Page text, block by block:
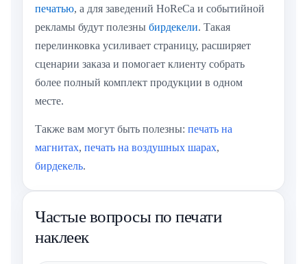
печатью, а для заведений HoReCa и событийной
рекламы будут полезны бирдекели. Такая
перелинковка усиливает страницу, расширяет
сценарии заказа и помогает клиенту собрать
более полный комплект продукции в одном
месте.
Также вам могут быть полезны: печать на
магнитах, печать на воздушных шарах,
бирдекель.
Частые вопросы по печати
наклеек